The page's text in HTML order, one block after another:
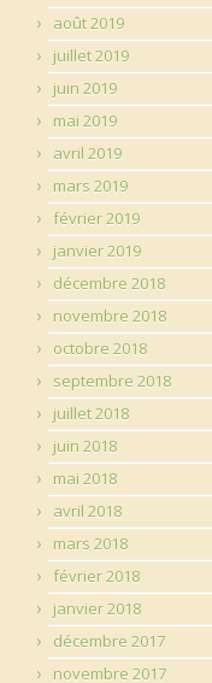
août 2019
juillet 2019
juin 2019
mai 2019
avril 2019
mars 2019
février 2019
janvier 2019
décembre 2018
novembre 2018
octobre 2018
septembre 2018
juillet 2018
juin 2018
mai 2018
avril 2018
mars 2018
février 2018
janvier 2018
décembre 2017
novembre 2017